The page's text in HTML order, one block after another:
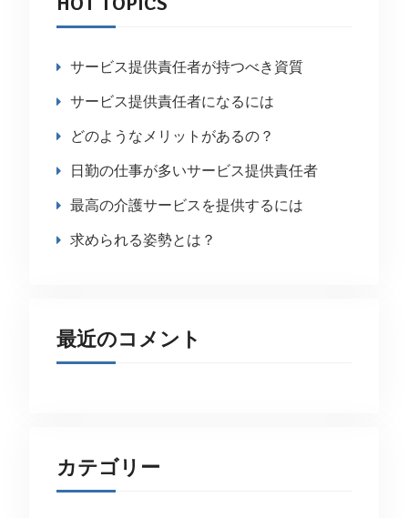
サービス提供責任者が持つべき資質
サービス提供責任者になるには
どのようなメリットがあるの？
日勤の仕事が多いサービス提供責任者
最高の介護サービスを提供するには
求められる姿勢とは？
最近のコメント
カテゴリー